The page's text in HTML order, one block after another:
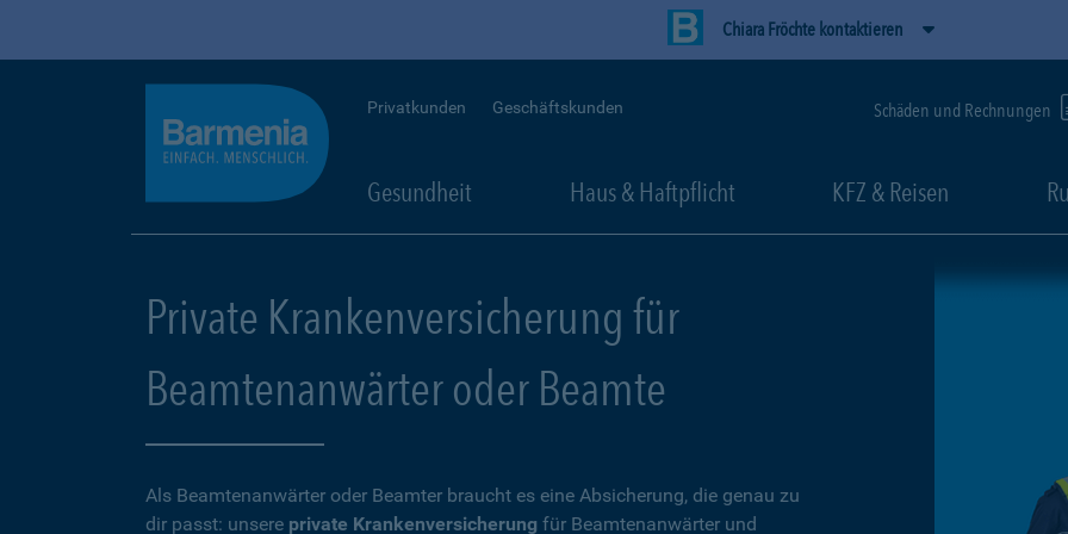
Chiara Fröchte kontaktieren
Privatkunden Geschäftskunden Schäden und Rechnungen
Gesundheit Haus & Haftpflicht KFZ & Reisen
Private Krankenversicherung für
Beamtenanwärter oder Beamte
Als Beamtenanwärter oder Beamter braucht es eine Absicherung, die genau zu
dir passt: unsere private Krankenversicherung für Beamtenanwärter und